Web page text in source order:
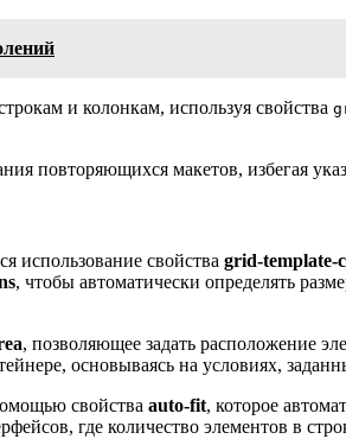
и колонкам, используя свойства
повторяющихся макетов, избегая
использование свойства grid-template-
, чтобы автоматически определять
, позволяющее задать расположение
основываясь на условиях,
свойства auto-fit, которое
где количество элементов в